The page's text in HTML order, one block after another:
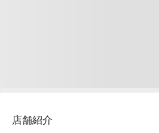
店舗紹介